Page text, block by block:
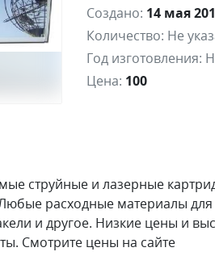
Создано: 14 мая
Количество: Не
Год изготовления:
Цена: 100
струйные и лазерные
расходные материалы
и другое. Низкие цены и
Смотрите цены на сайте